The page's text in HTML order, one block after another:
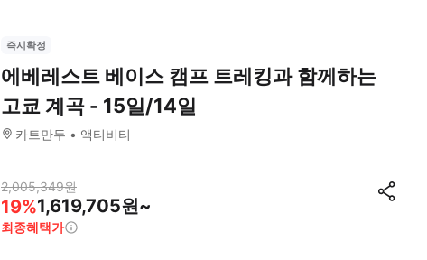
즉시확정
에베레스트 베이스 캠프 트레킹과 함께하는
고쿄 계곡 - 15일/14일
카트만두 액티비티
2,005,349원
19%1,619,705원~
최종혜택가